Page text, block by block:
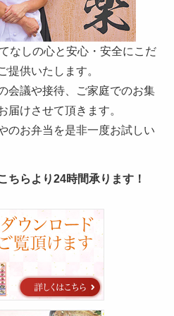
なしの心と安心・安全にこだ
提供いたします。
会議や接待、ご家庭でのお集
届けさせて頂きます。
のお弁当を是非一度お試しい
ちらより24時間承ります！